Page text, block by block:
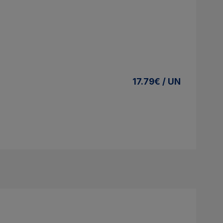
17.79€ / UN